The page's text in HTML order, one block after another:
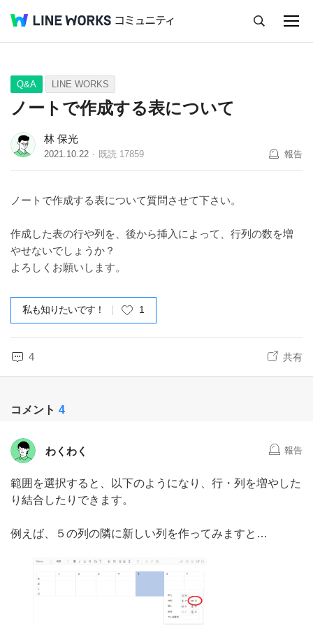
Q&A Tips Ideas
Q&A LINE WORKS
ノートで作成する表について
林 保光
2021.10.22 既読 17859 報告
ノートで作成する表について質問させて下さい。
作成した表の行や列を、後から挿入によって、行列の数を増
やせないでしょうか？
よろしくお願いします。
私も知りたいです！ 1
4 共有
コメント 4
わくわく 報告
範囲を選択すると、以下のようになり、行・列を増やした
り結合したりできます。
例えば、５の列の隣に新しい列を作ってみますと…